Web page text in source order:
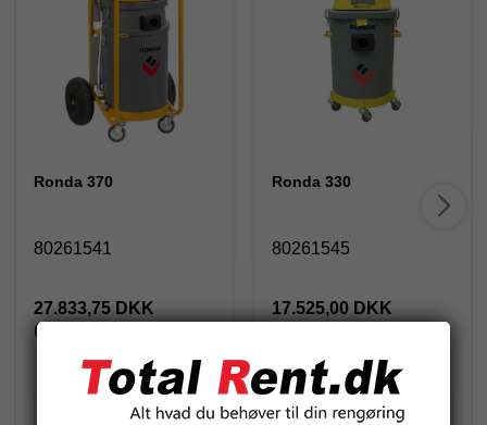
Ronda 370
80261541
27.833,75 DKK
(inkl. moms)
Ronda 330
80261545
17.525,00 DKK